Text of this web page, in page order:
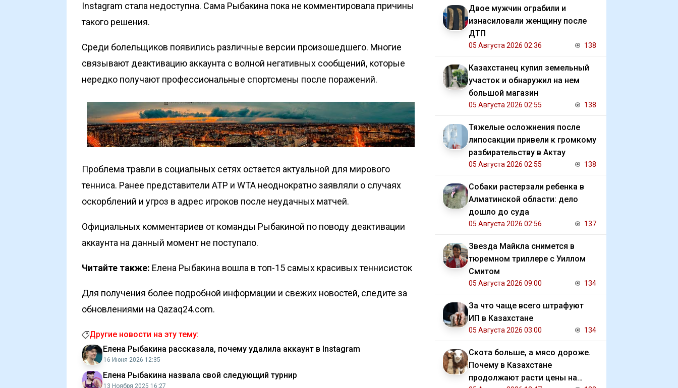
Instagram стала недоступна. Сама Рыбакина пока не комментировала причины
такого решения.
Среди болельщиков появились различные версии произошедшего. Многие
связывают деактивацию аккаунта с волной негативных сообщений, которые
нередко получают профессиональные спортсмены после поражений.
Проблема травли в социальных сетях остается актуальной для мирового
тенниса. Ранее представители ATP и WTA неоднократно заявляли о случаях
оскорблений и угроз в адрес игроков после неудачных матчей.
Официальных комментариев от команды Рыбакиной по поводу деактивации
аккаунта на данный момент не поступало.
Читайте также: Елена Рыбакина вошла в топ-15 самых красивых теннисисток
Для получения более подробной информации и свежих новостей, следите за
обновлениями на Qazaq24.com.
Другие новости на эту тему:
Елена Рыбакина рассказала, почему удалила аккаунт в Instagram
16 Июня 2026 12:35
Елена Рыбакина назвала свой следующий турнир
13 Ноября 2025 16:27
Двое мужчин ограбили и
изнасиловали женщину после
ДТП
05 Августа 2026 02:36 138
Казахстанец купил земельный
участок и обнаружил на нем
большой магазин
05 Августа 2026 02:55 138
Тяжелые осложнения после
липосакции привели к громкому
разбирательству в Актау
05 Августа 2026 02:55 138
Собаки растерзали ребенка в
Алматинской области: дело
дошло до суда
05 Августа 2026 02:56 137
Звезда Майкла снимется в
тюремном триллере с Уиллом
Смитом
05 Августа 2026 09:00 134
За что чаще всего штрафуют
ИП в Казахстане
05 Августа 2026 03:00 134
Скота больше, а мясо дороже.
Почему в Казахстане
продолжают расти цены на